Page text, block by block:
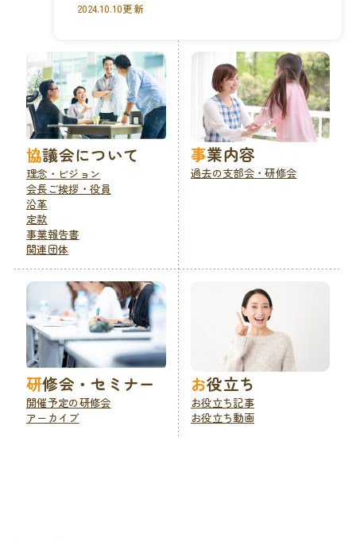
2024.10.10更新
協議会について
理念・ビジョン
会長ご挨拶・役員
沿革
定款
事業報告書
関連団体
事業内容
過去の支部会・研修会
研修会・セミナー
開催予定の研修会
アーカイブ
お役立ち
お役立ち記事
お役立ち動画